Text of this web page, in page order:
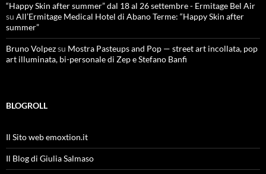
“Happy Skin after summer” dal 18 al 26 settembre - Ermitage Bel Air
su All’Ermitage Medical Hotel di Abano Terme: “Happy Skin after
summer”
Bruno Volpezsu Mostra Pasteups and Pop — street art incollata, pop
art illuminata, bi-personale di Zep e Stefano Banfi
BLOGROLL
Il Sito web emoxtion.it
Il Blog di Giulia Salmaso